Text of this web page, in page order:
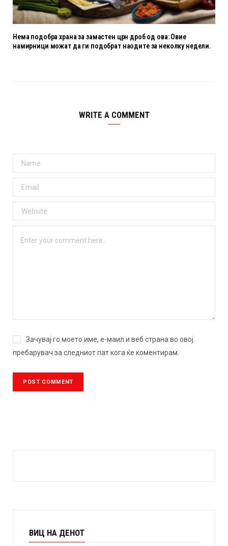
Нема подобра храна за замастен црн дроб од ова: Овие
намирници можат да ги подобрат наодите за неколку недели.
WRITE A COMMENT
Зачувај го моето име, е-маил и веб страна во овој
пребарувач за следниот пат кога ќе коментирам.
ВИЦ НА ДЕНОТ